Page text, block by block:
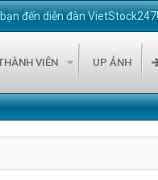
đàn VietStock247! Diễn
VIÊN UP ẢNH